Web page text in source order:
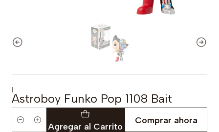
|
Astroboy Funko Pop 1108 Bait
Cantidad Agregar al Carrito
Comprar ahora